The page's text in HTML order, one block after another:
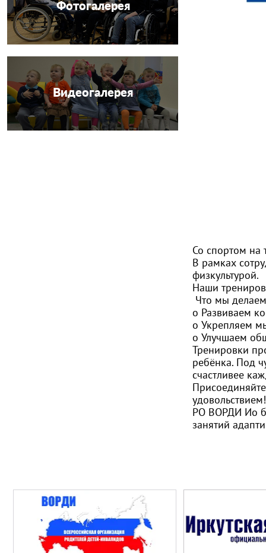
Фотогалерея
Видеогалерея
Со спортом на
В рамках
физкультурой.
Наши
Что мы
o Развиваем
o Укрепляем
o Улучшаем
Тренировки
ребёнка. Под
счастливее
удовольствием!
РО ВОРДИ Ио
занятий